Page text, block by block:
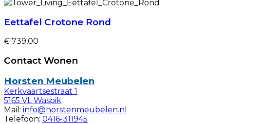
Eettafel Crotone Rond
€ 739,00
Contact Wonen
Horsten Meubelen
Kerkvaartsestraat 1
5165 VL Waspik
Mail: info@horstenmeubelen.nl
Telefoon: 0416-311945